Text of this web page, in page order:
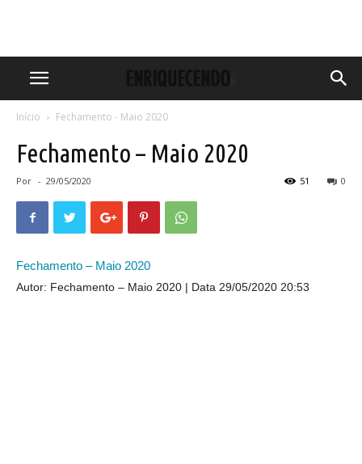
Início Fechamento - Maio 2020
Fechamento – Maio 2020
Por - 29/05/2020 0
51
Fechamento – Maio 2020
Autor: Fechamento – Maio 2020 Data 29/05/2020 20:53